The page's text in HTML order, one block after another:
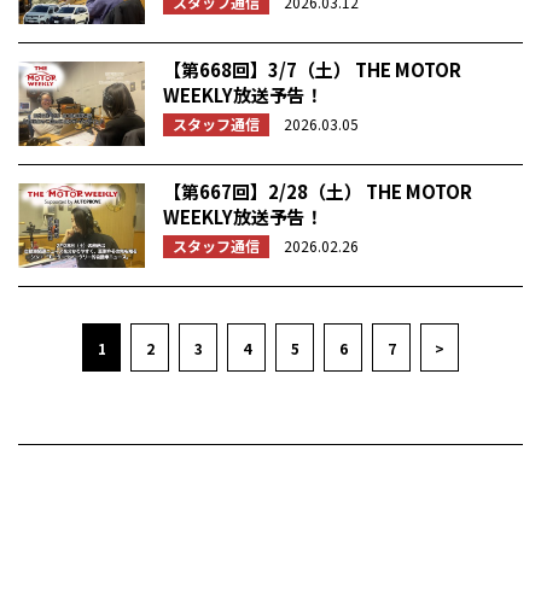
【第668回】3/7（土） THE MOTOR
WEEKLY放送予告！
スタッフ通信 2026.03.05
【第667回】2/28（土） THE MOTOR
WEEKLY放送予告！
スタッフ通信 2026.02.26
1 2 3 4 5 6 7 >